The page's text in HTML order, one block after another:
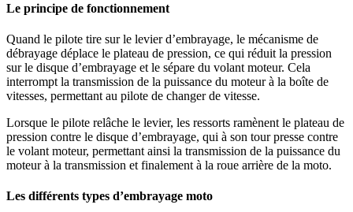
Le principe de fonctionnement
Quand le pilote tire sur le levier d’embrayage, le mécanisme de
débrayage déplace le plateau de pression, ce qui réduit la pression
sur le disque d’embrayage et le sépare du volant moteur. Cela
interrompt la transmission de la puissance du moteur à la boîte de
vitesses, permettant au pilote de changer de vitesse.
Lorsque le pilote relâche le levier, les ressorts ramènent le plateau de
pression contre le disque d’embrayage, qui à son tour presse contre
le volant moteur, permettant ainsi la transmission de la puissance du
moteur à la transmission et finalement à la roue arrière de la moto.
Les différents types d’embrayage moto